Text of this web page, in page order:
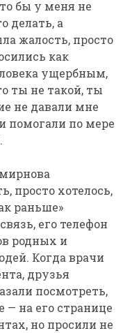
бы у меня не
делать, а
жалость, просто
как
ущербным,
ты не такой, ты
не давали мне
помогали по мере
просто хотелось,
раньше»
его телефон
родных и
Когда врачи
друзья
посмотреть,
— на его странице
но просили не